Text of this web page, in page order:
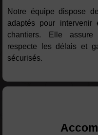
Notre équipe dispose
adaptés pour intervenir
chantiers. Elle assure
respecte les délais et
sécurisés.